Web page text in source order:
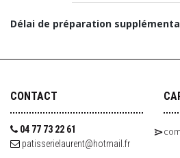
Délai de préparation
CONTACT
04 77 73 22 61
patisserielaurent@hotmail.fr